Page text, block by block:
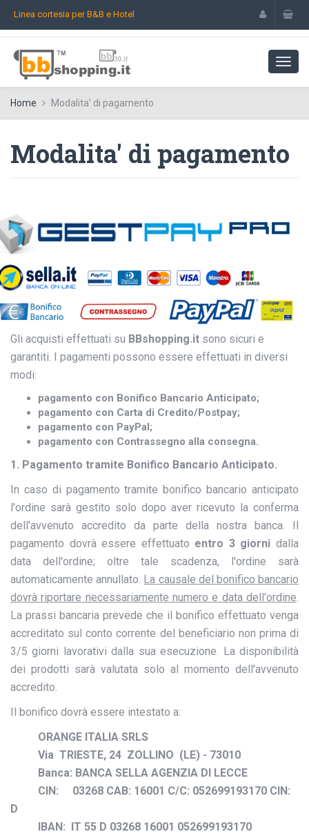
Linea cortesia per B&B e Hotel
Home Modalita' di pagamento
Modalita' di pagamento
Gli acquisti effettuati su BBshopping.it sono sicuri e
garantiti. I pagamenti possono essere effettuati in diversi
modi:
pagamento con Bonifico Bancario Anticipato;
pagamento con Carta di Credito/Postpay;
pagamento con PayPal;
pagamento con Contrassegno alla consegna.
1. Pagamento tramite Bonifico Bancario Anticipato.
In caso di pagamento tramite bonifico bancario anticipato
l'ordine sarà gestito solo dopo aver ricevuto la conferma
dell'avvenuto accredito da parte della nostra banca. Il
pagamento dovrà essere effettuato entro 3 giorni dalla
data dell'ordine; oltre tale scadenza, l'ordine sarà
automaticamente annullato. La causale del bonifico bancario
dovrà riportare necessariamente numero e data dell'ordine.
La prassi bancaria prevede che il bonifico effettuato venga
accreditato sul conto corrente del beneficiario non prima di
3/5 giorni lavorativi dalla sua esecuzione. La disponibilità
dei prodotti sarà valutata solo al momento dell'avvenuto
accredito.
Il bonifico dovrà essere intestato a:
ORANGE ITALIA SRLS
Via TRIESTE, 24 ZOLLINO (LE) - 73010
Banca: BANCA SELLA AGENZIA DI LECCE
CIN: 03268 CAB: 16001 C/C: 052699193170 CIN:
D
IBAN: IT 55 D 03268 16001 052699193170